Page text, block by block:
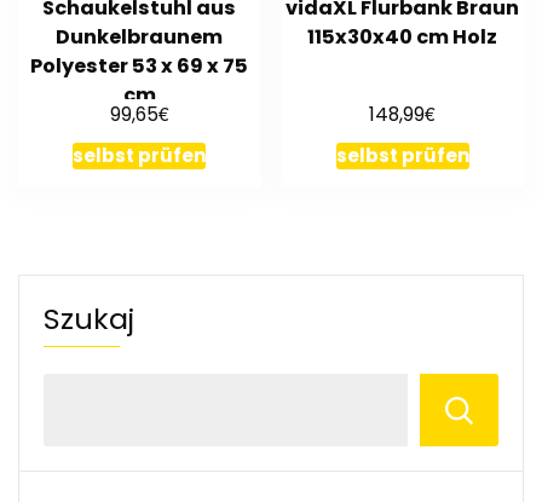
Schaukelstuhl aus
Dunkelbraunem
Polyester 53 x 69 x 75
cm
99,65€
selbst prüfen
vidaXL Flurbank Braun
115x30x40 cm Holz
148,99€
selbst prüfen
Szukaj